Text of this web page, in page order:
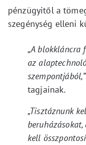
pénzügyitől a
szegénység elleni
„A blokkláncra
az
szempontjából,”
tagjainak.
„Tisztáznunk
kell